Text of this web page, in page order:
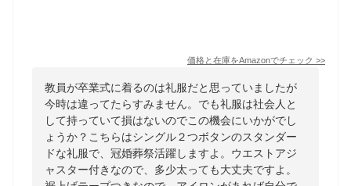
価格と在庫をAmazonでチェック >>
教員が卒業式に着るのは礼服だと思っていましたが
今時は違ってたらすみません。でも礼服は社会人と
して持っていて損はないのでこの機会にいかがでし
ょうか？こちらはシングル２つボタンのスタンダー
ドな礼服で、冠婚葬祭活躍しますよ。ウエストアジ
ャスター付きなので、多少太っても大丈夫ですよ。